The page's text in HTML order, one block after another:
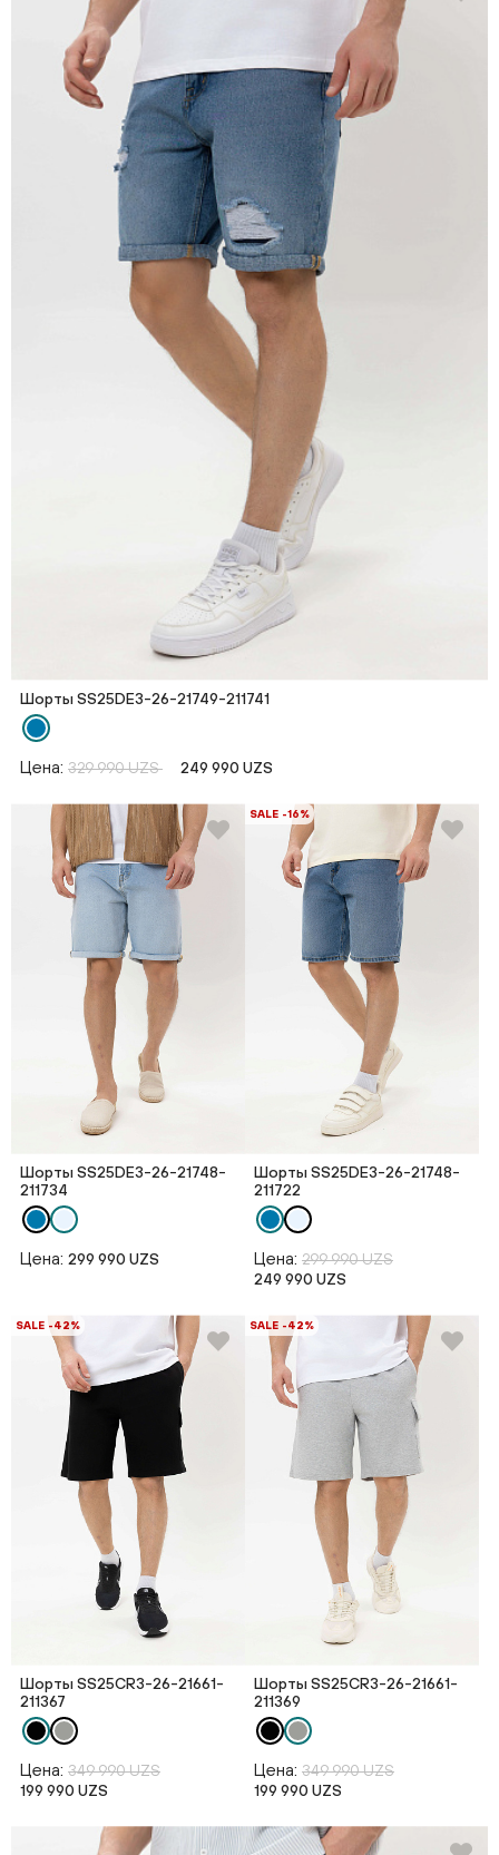
Шорты SS25DE3-26-21749-211741
Цена: 329 990 UZS 249 990 UZS
Шорты SS25DE3-26-21748-
211734
Цена: 299 990 UZS
SALE -16%
Шорты SS25DE3-26-21748-
211722
Цена: 299 990 UZS
249 990 UZS
SALE -42%
Шорты SS25CR3-26-21661-
211367
Цена: 349 990 UZS
199 990 UZS
SALE -42%
Шорты SS25CR3-26-21661-
211369
Цена: 349 990 UZS
199 990 UZS